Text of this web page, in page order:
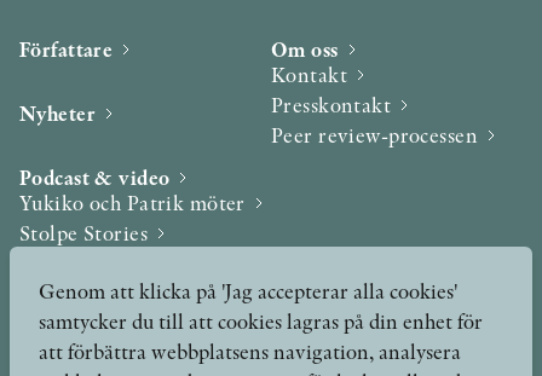
Författare
Nyheter
Podcast & video
Yukiko och Patrik möter
Stolpe Stories
Utmärkelser & Format
Utmärkelser
Om oss
Kontakt
Presskontakt
Peer review-processen
Genom att klicka på 'Jag accepterar alla cookies'
samtycker du till att cookies lagras på din enhet för
att förbättra webbplatsens navigation, analysera